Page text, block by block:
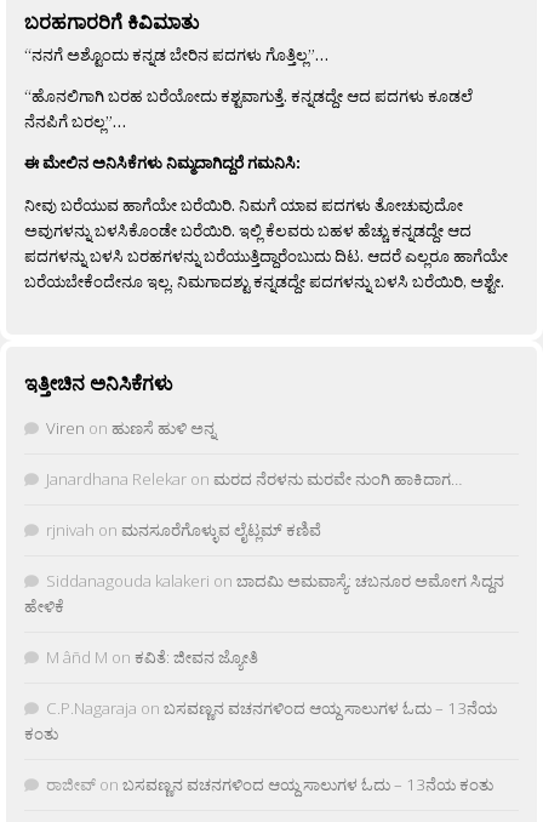
ಬರಹಗಾರರಿಗೆ ಕಿವಿಮಾತು
“ನನಗೆ ಅಶ್ಟೊಂದು ಕನ್ನಡ ಬೇರಿನ ಪದಗಳು ಗೊತ್ತಿಲ್ಲ”…
“ಹೊನಲಿಗಾಗಿ ಬರಹ ಬರೆಯೋದು ಕಶ್ಟವಾಗುತ್ತೆ. ಕನ್ನಡದ್ದೇ ಆದ ಪದಗಳು ಕೂಡಲೆ
ನೆನಪಿಗೆ ಬರಲ್ಲ”…
ಈ ಮೇಲಿನ ಅನಿಸಿಕೆಗಳು ನಿಮ್ಮದಾಗಿದ್ದರೆ ಗಮನಿಸಿ:
ನೀವು ಬರೆಯುವ ಹಾಗೆಯೇ ಬರೆಯಿರಿ. ನಿಮಗೆ ಯಾವ ಪದಗಳು ತೋಚುವುದೋ
ಅವುಗಳನ್ನು ಬಳಸಿಕೊಂಡೇ ಬರೆಯಿರಿ. ಇಲ್ಲಿ ಕೆಲವರು ಬಹಳ ಹೆಚ್ಚು ಕನ್ನಡದ್ದೇ ಆದ
ಪದಗಳನ್ನು ಬಳಸಿ ಬರಹಗಳನ್ನು ಬರೆಯುತ್ತಿದ್ದಾರೆಂಬುದು ದಿಟ. ಆದರೆ ಎಲ್ಲರೂ ಹಾಗೆಯೇ
ಬರೆಯಬೇಕೆಂದೇನೂ ಇಲ್ಲ. ನಿಮಗಾದಶ್ಟು ಕನ್ನಡದ್ದೇ ಪದಗಳನ್ನು ಬಳಸಿ ಬರೆಯಿರಿ, ಅಶ್ಟೇ.
ಇತ್ತೀಚಿನ ಅನಿಸಿಕೆಗಳು
Viren on ಹುಣಸೆ ಹುಳಿ ಅನ್ನ
Janardhana Relekar on ಮರದ ನೆರಳನು ಮರವೇ ನುಂಗಿ ಹಾಕಿದಾಗ…
rjnivah on ಮನಸೂರೆಗೊಳ್ಳುವ ಲೈಟ್ಲಮ್ ಕಣಿವೆ
Siddanagouda kalakeri on ಬಾದಮಿ ಅಮವಾಸ್ಯೆ: ಚಬನೂರ ಅಮೋಗ ಸಿದ್ದನ
ಹೇಳಿಕೆ
M âñd M on ಕವಿತೆ: ಜೀವನ ಜ್ಯೋತಿ
C.P.Nagaraja on ಬಸವಣ್ಣನ ವಚನಗಳಿಂದ ಆಯ್ದ ಸಾಲುಗಳ ಓದು – 13ನೆಯ
ಕಂತು
ರಾಜೀವ್ on ಬಸವಣ್ಣನ ವಚನಗಳಿಂದ ಆಯ್ದ ಸಾಲುಗಳ ಓದು – 13ನೆಯ ಕಂತು